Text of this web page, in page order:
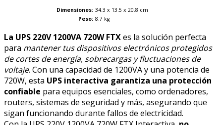
Dimensiones: 34.3 x 13.5 x 20.8 cm
Peso: 8.7 kg
La UPS 220V 1200VA 720W FTXes la solución perfecta
para mantener tus dispositivos electrónicos protegidos
de cortes de energía, sobrecargas y fluctuaciones de
voltaje. Con una capacidad de 1200VA y una potencia de
720W, esta UPS interactiva garantiza una protección
confiable para equipos esenciales, como ordenadores,
routers, sistemas de seguridad y más, asegurando que
sigan funcionando durante fallos de electricidad.